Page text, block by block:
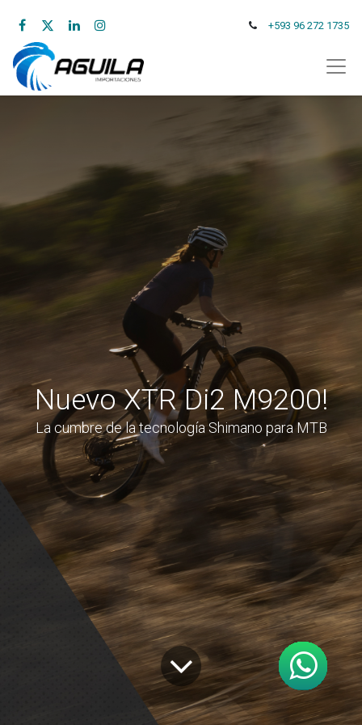
+593 96 272 1735
Nuevo XTR Di2 M9200!
La cumbre de la tecnología Shimano para MTB